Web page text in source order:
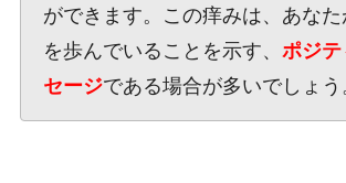
ができます。この痒みは、あな
を歩んでいることを示す、 ポジテ
セージである場合が多いでしょう